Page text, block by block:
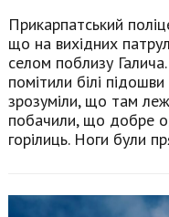
Прикарпатський
що на вихідних
селом поблизу
помітили білі
зрозуміли, що там
побачили, що добре
горілиць. Ноги були